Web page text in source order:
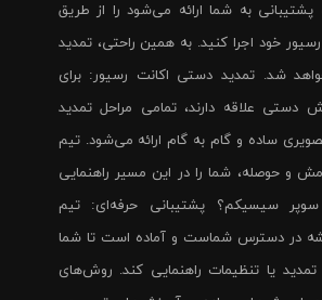
به شما ارائه می‌شود را از طریق
خود اجرا کنید. به همین راحتی، تمدید
شد. تمدید دستی اکانت رسیور: برای
دستی علاقه دارند، تمامی مراحل تمدید
ساده و گام به گام ارائه می‌شود. تیم
و حوصله، شما را در این مسیر راهنمایی
سیسیکم؟ پشتیبانی حرفه‌ای: تیم
در دسترس شماست و آماده است تا شما
تمدید یا تنظیمات راهنمایی کند. روش‌های